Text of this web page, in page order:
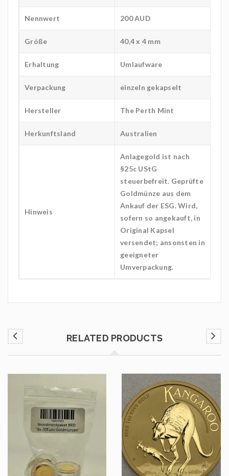
Nennwert 200 AUD
Größe 40,4 x 4 mm
Erhaltung Umlaufware
Verpackung einzeln gekapselt
Hersteller The Perth Mint
Herkunftsland Australien
Hinweis
Anlagegold ist nach
§25c UStG
steuerbefreit. Geprüfte
Goldmünze aus dem
Ankauf der ESG. Wird,
sofern so angekauft, in
Original Kapsel
versendet; ansonsten in
geeigneter
Umverpackung.
RELATED PRODUCTS